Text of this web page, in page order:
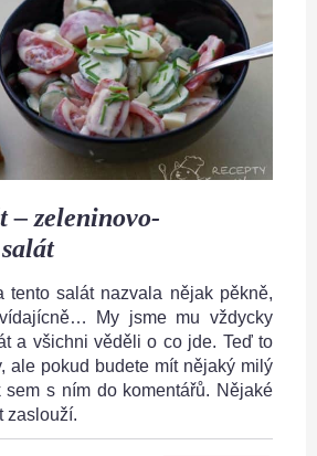
– zeleninovo-
tento salát nazvala nějak pěkně,
My jsme mu vždycky
a všichni věděli o co jde. Teď to
ale pokud budete mít nějaký milý
sem s ním do komentářů. Nějaké
zaslouží.